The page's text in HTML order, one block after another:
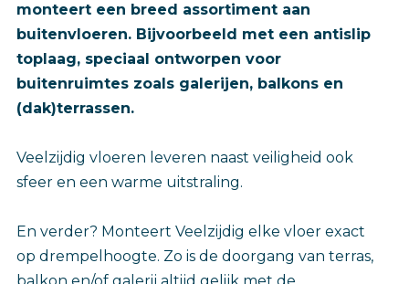
monteert een breed assortiment aan
buitenvloeren. Bijvoorbeeld met een antislip
toplaag, speciaal ontworpen voor
buitenruimtes zoals galerijen, balkons en
(dak)terrassen.
Veelzijdig vloeren leveren naast veiligheid ook
sfeer en een warme uitstraling.
En verder? Monteert Veelzijdig elke vloer exact
op drempelhoogte. Zo is de doorgang van terras,